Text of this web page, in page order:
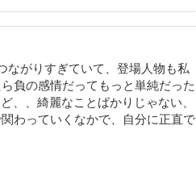
ながりすぎていて、登場人物も私
負の感情だってもっと単純だった
、、綺麗なことばかりじゃない、
わっていくなかで、自分に正直で